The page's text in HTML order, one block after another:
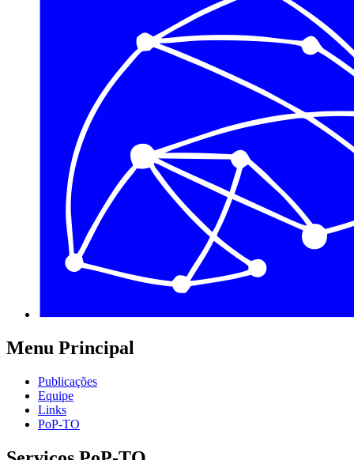
Menu Principal
Publicações
Equipe
Links
PoP-TO